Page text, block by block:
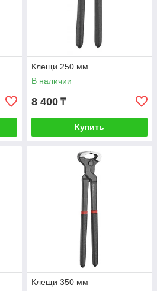
Клещи 250 мм
В наличии
8 400 ₸
Купить
Клещи 350 мм